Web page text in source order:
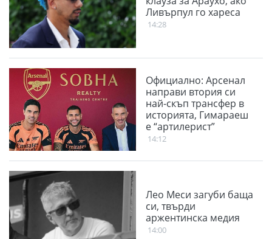
Ливърпул го хареса
14:28
Официално: Арсенал
направи втория си
най-скъп трансфер в
историята, Гимараеш
е “артилерист”
14:12
Лео Меси загуби баща
си, твърди
аржентинска медия
14:00